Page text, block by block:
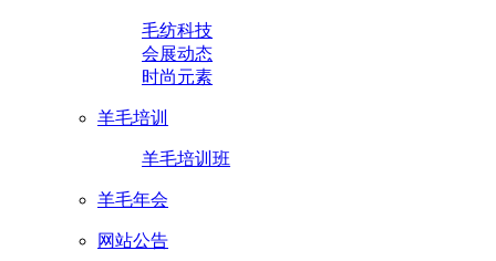
毛纺科技
会展动态
时尚元素
羊毛培训
羊毛培训班
羊毛年会
网站公告